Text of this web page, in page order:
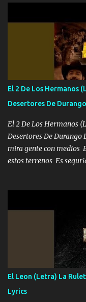
algunas que no lo
Soy yo la octava
cien Y por más que
más brilla, lo ves Pa'
tu vida, y está bien
escribiendo y la otra
la invite a cenar Otras
bailar Pero es que tengo
mueven solo por el interés
El 2 De Los Hermanos
Desertores De
El 2 De Los Hermanos
Desertores De Durango
mira gente con medios
estos terrenos Es
ni tampoco las mujeres
que estar alegres doy
Música Si es que salta
ahí está el Hombre
cualquier problema no
FALTA UN HERMANO
HOMBRE VALIENTE
VIO POR LA FAMILIA
El Leon (Letra) La
Lyrics